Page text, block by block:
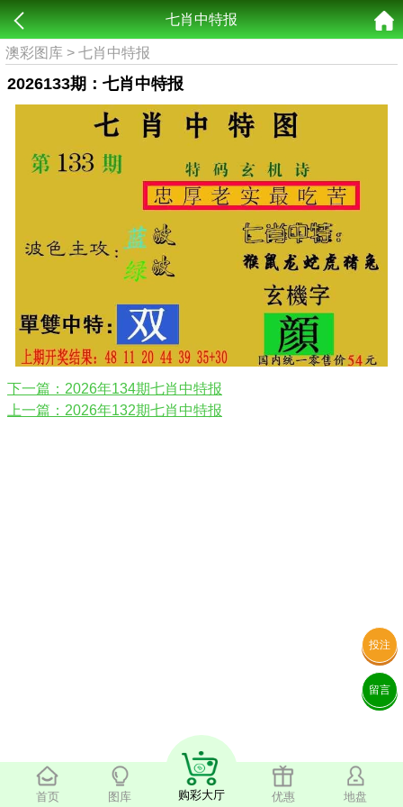
首页 图库 购彩大厅 优惠 地盘
投注
留言
七肖中特报
澳彩图库 >七肖中特报
2026133期：七肖中特报
下一篇：2026年134期七肖中特报
上一篇：2026年132期七肖中特报